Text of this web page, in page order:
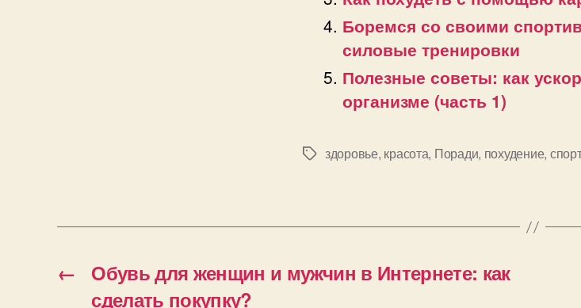
Боремся со своими
силовые тренировки
Полезные советы: как
организме (часть 1)
Позначки
здоровье, красота, Поради, похудение,
←
Обувь для женщин и мужчин в Интернете: как
сделать покупку?